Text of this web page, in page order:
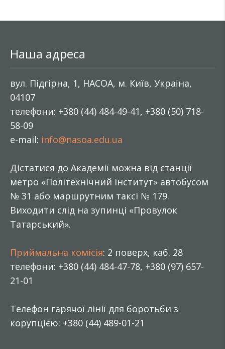
Наша адреса
вул. Підгірна, 1, НАСОА, м. Київ, Україна,
04107
телефони: +380 (44) 484-49-41, +380 (50) 718-
58-09
e-mail: info@nasoa.edu.ua
Дістатися до Академії можна від станції
метро «Політехнічний інститут» автобусом
№ 31 або маршрутним таксі № 179.
Виходити слід на зупинці «Провулок
Татарський».
Приймальна комісія: 2 поверх, каб. 28
телефони: +380 (44) 484-47-78, +380 (97) 657-
21-01
Телефон гарячої лінії для боротьби з
корупцією: +380 (44) 489-01-21